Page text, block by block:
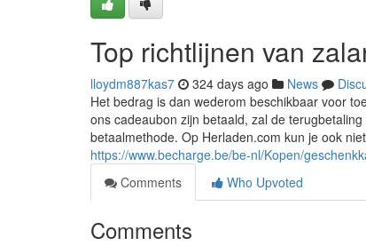
Top richtlijnen van
lloydm887kas7 324 days ago News
Het bedrag is dan wederom beschikbaar voor
ons cadeaubon zijn betaald, zal de
betaalmethode. Op Herladen.com kun je ook
https://www.becharge.be/be-nl/Kopen/
Comments
Who Upvoted
Comments